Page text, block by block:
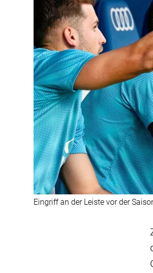
Eingriff an der Leiste vor der